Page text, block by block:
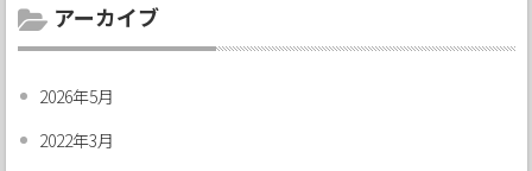
アーカイブ
2026年5月
2022年3月